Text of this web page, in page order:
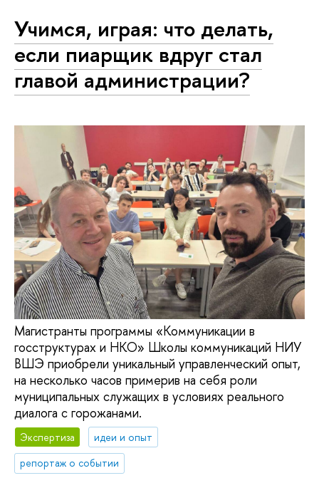
Учимся, играя: что делать,
если пиарщик вдруг стал
главой администрации?
Магистранты программы «Коммуникации в
госструктурах и НКО» Школы коммуникаций НИУ
ВШЭ приобрели уникальный управленческий опыт,
на несколько часов примерив на себя роли
муниципальных служащих в условиях реального
диалога с горожанами.
Экспертиза
идеи и опыт
репортаж о событии